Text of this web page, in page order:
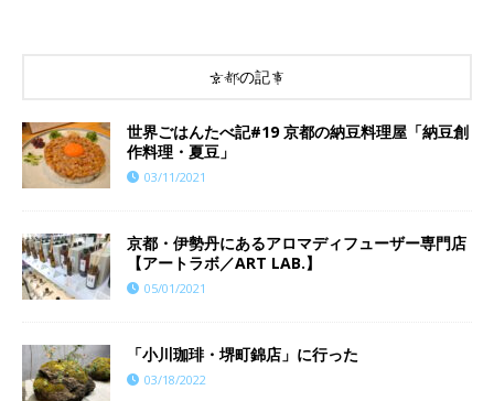
京都の記事
世界ごはんたべ記#19 京都の納豆料理屋「納豆創
作料理・夏豆」
03/11/2021
京都・伊勢丹にあるアロマディフューザー専門店
【アートラボ／ART LAB.】
05/01/2021
「小川珈琲・堺町錦店」に行った
03/18/2022